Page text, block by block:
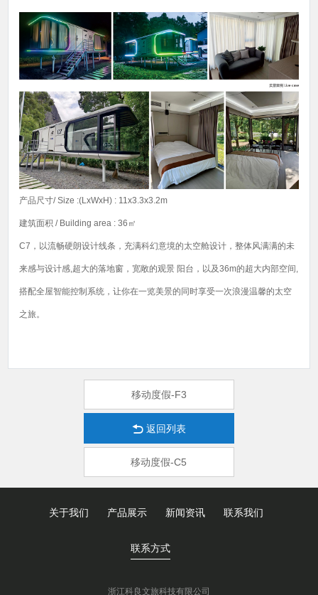
产品尺寸/ Size :(LxWxH) : 11x3.3x3.2m
建筑面积 / Building area : 36㎡
C7，以流畅硬朗设计线条，充满科幻意境的太空舱设计，整体风满满的未
来感与设计感,超大的落地窗，宽敞的观景 阳台，以及36m的超大内部空间,
搭配全屋智能控制系统，让你在一览美景的同时享受一次浪漫温馨的太空
之旅。
移动度假-F3
返回列表
移动度假-C5
关于我们 产品展示 新闻资讯 联系我们
联系方式
浙江科良文旅科技有限公司